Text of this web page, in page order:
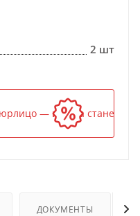
2 шт
юрлицо — и цена станет
ДОКУМЕНТЫ